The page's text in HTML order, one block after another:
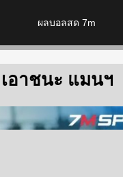
ผลบอลสด 7m
อาชนะ แมนฯ